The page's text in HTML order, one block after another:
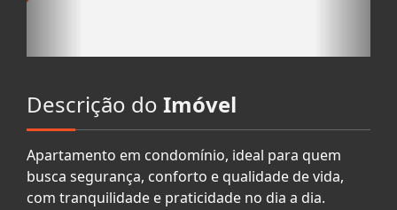
Descrição do Imóvel
Apartamento em condomínio, ideal para quem
busca segurança, conforto e qualidade de vida,
com tranquilidade e praticidade no dia a dia.